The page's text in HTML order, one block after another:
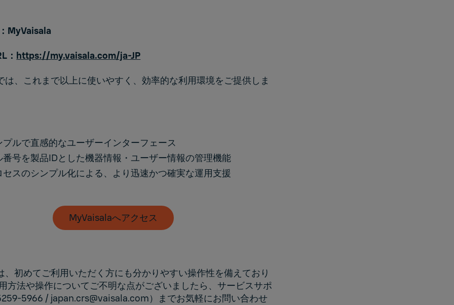
MyVaisala
： https://my.vaisala.com/ja-JP
は、これまで以上に使いやすく、効率的な利用環境をご提供しま
プルで直感的なユーザーインターフェース
番号を製品IDとした機器情報・ユーザー情報の管理機能
セスのシンプル化による、より迅速かつ確実な運用支援
MyVaisalaへアクセス
、初めてご利用いただく方にも分かりやすい操作性を備えており
方法や操作についてご不明な点がございましたら、サービスサポ
5966 / japan.crs@vaisala.com）までお気軽にお問い合わせ